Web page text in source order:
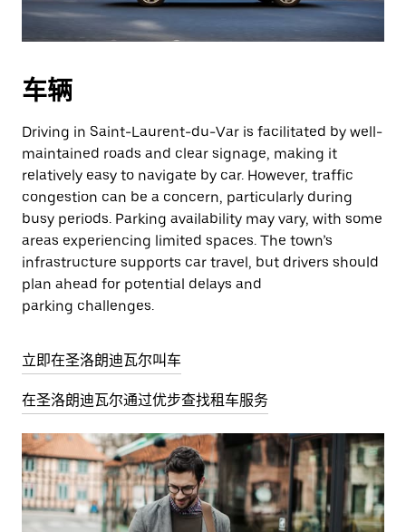
车辆
Driving in Saint-Laurent-du-Var is facilitated by well-
maintained roads and clear signage, making it
relatively easy to navigate by car. However, traffic
congestion can be a concern, particularly during
busy periods. Parking availability may vary, with some
areas experiencing limited spaces. The town’s
infrastructure supports car travel, but drivers should
plan ahead for potential delays and
parking challenges.
立即在圣洛朗迪瓦尔叫车
在圣洛朗迪瓦尔通过优步查找租车服务